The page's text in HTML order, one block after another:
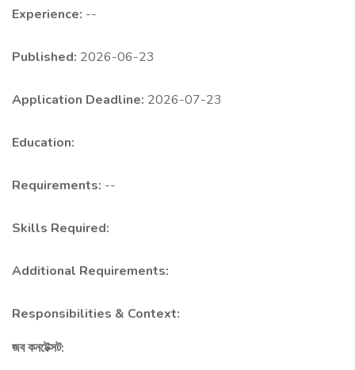
Experience: --
Published: 2026-06-23
Application Deadline: 2026-07-23
Education:
Requirements: --
Skills Required:
Additional Requirements:
Responsibilities & Context:
জব কনটেক্সট: